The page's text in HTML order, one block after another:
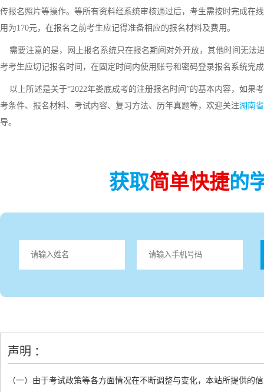
传报名照片等操作。等所有资料经系统审核通过后，考生需按时完成在
用为170元，在报名之前考生应记得准备相应的报名材料及费用。
需要注意的是，网上报名系统只在报名期间对外开放，其他时间无法
考考生应切记报名时间，在固定时间内使用账号和密码登录报名系统完
以上所述是关于“2022年娄底成考的注册报名时间”的基本内容，如果
考条件、报名材料、考试内容、复习方法、历年真题等，欢迎关注湖南
导。
获取简单快捷的
声明 ：
（一）由于考试政策等各方面情况在不断调整与变化，本站所提供的